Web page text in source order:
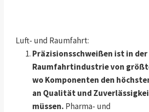
Luft- und Raumfahrt:
Präzisionsschweißen ist in der
Raumfahrtindustrie von
wo Komponenten den
an Qualität und
müssen. Pharma- und